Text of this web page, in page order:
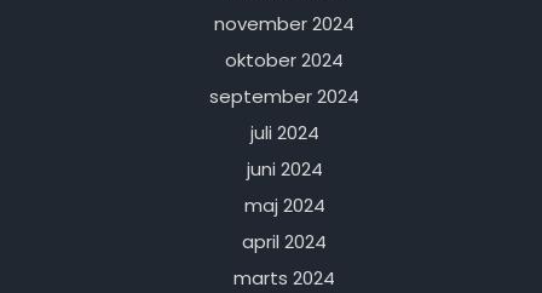
november 2024
oktober 2024
september 2024
juli 2024
juni 2024
maj 2024
april 2024
marts 2024